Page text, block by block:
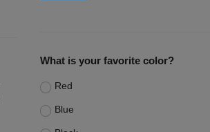
What is your favorite color?
Red
Blue